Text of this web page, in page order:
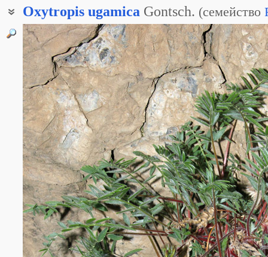
Oxytropis ugamica Gontsch. (семейство